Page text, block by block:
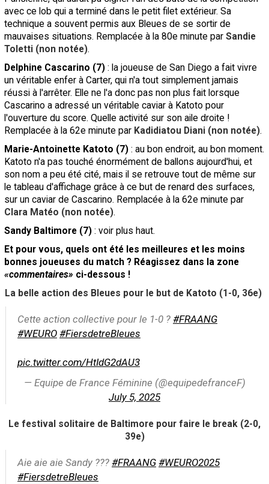
avec ce lob qui a terminé dans le petit filet extérieur. Sa
technique a souvent permis aux Bleues de se sortir de
mauvaises situations. Remplacée à la 80e minute par Sandie
Toletti (non notée).
Delphine Cascarino (7) : la joueuse de San Diego a fait vivre
un véritable enfer à Carter, qui n'a tout simplement jamais
réussi à l'arrêter. Elle ne l'a donc pas non plus fait lorsque
Cascarino a adressé un véritable caviar à Katoto pour
l'ouverture du score. Quelle activité sur son aile droite !
Remplacée à la 62e minute par Kadidiatou Diani (non notée).
Marie-Antoinette Katoto (7) : au bon endroit, au bon moment.
Katoto n'a pas touché énormément de ballons aujourd'hui, et
son nom a peu été cité, mais il se retrouve tout de même sur
le tableau d'affichage grâce à ce but de renard des surfaces,
sur un caviar de Cascarino. Remplacée à la 62e minute par
Clara Matéo (non notée).
Sandy Baltimore (7) : voir plus haut.
Et pour vous, quels ont été les meilleures et les moins
bonnes joueuses du match ? Réagissez dans la zone
«commentaires» ci-dessous !
La belle action des Bleues pour le but de Katoto (1-0, 36e)
Cette action collective pour le 1-0 ? #FRAANG
#WEURO #FiersdetreBleues
pic.twitter.com/HtIdG2dAU3
— Equipe de France Féminine (@equipedefranceF)
July 5, 2025
Le festival solitaire de Baltimore pour faire le break (2-0,
39e)
Aie aie aie Sandy ??? #FRAANG #WEURO2025
#FiersdetreBleues